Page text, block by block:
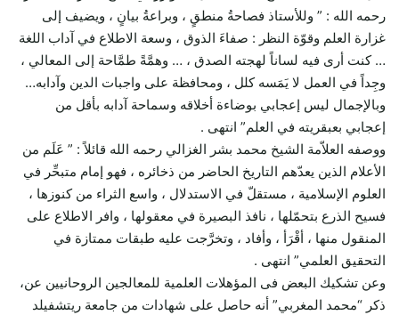
رحمه الله : ” وللأستاذ فصاحةُ منطقٍ ، وبراعةُ بيانٍ ، ويضيف إلى
غزارة العلم وقوّة النظر : صفاءَ الذوق ، وسعة الاطلاع في آداب اللغة
… كنت أرى فيه لساناً لهجته الصدق ، … وهمَّةً طمَّاحة إلى المعالي ،
وجِداً في العمل لا يَمَسه كلل ، ومحافظة على واجبات الدين وآدابه…
وبالإجمال ليس إعجابي بوضاءة أخلاقه وسماحة آدابه بأقل من
إعجابي بعبقريته في العلم” انتهى .
ووصفه العلاّمة الشيخ محمد بشر الغزالي رحمه الله قائلاً : ” عَلَم من
الأعلام الذين يعدّهم التاريخ الحاضر من ذخائره ، فهو إمام متبحِّر في
العلوم الإسلامية ، مستقلّ في الاستدلال ، واسع الثراء من كنوزها ،
فسيح الذرع بتحمّلها ، نافذ البصيرة في معقولها ، وافر الاطلاع على
المنقول منها ، أقْرَأ ، وأفاد ، وتخرَّجت عليه طبقات ممتازة في
التحقيق العلمي” انتهى .
وعن تشكيك البعض فى المؤهلات العلمية للمعالجين الروحانيين عن،
ذكر “محمد المغربي” أنه حاصل على شهادات من جامعة ريتشفيلد